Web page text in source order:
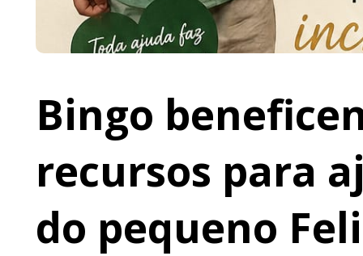
Bingo
recursos para
do pequeno